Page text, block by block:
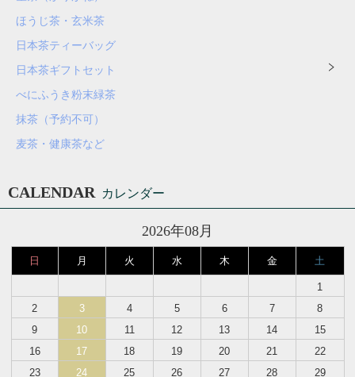
ほうじ茶・玄米茶
日本茶ティーバッグ
日本茶ギフトセット
べにふうき粉末緑茶
抹茶（予約不可）
麦茶・健康茶など
CALENDAR カレンダー
2026年08月
日 月 火 水 木 金 土
1
2
3 4 5 6 7
8
9
10 11 12 13 14
15
16
17 18 19 20 21
22
23
24 25 26 27 28
29